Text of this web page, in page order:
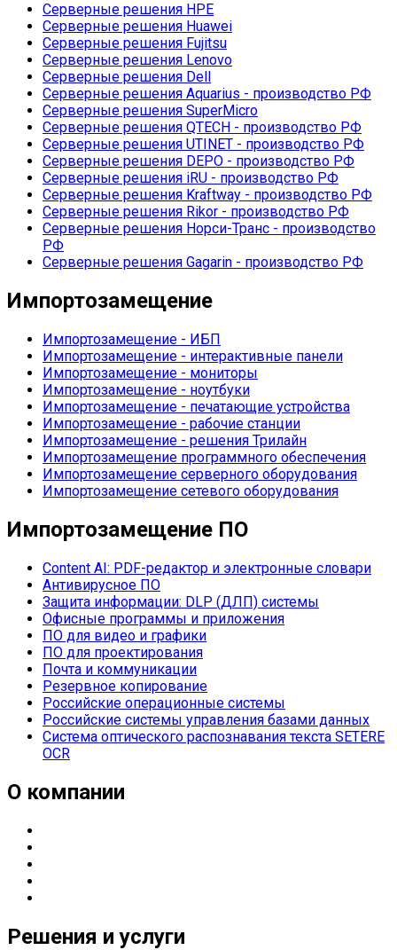
Серверные решения HPE
Серверные решения Huawei
Серверные решения Fujitsu
Серверные решения Lenovo
Серверные решения Dell
Серверные решения Aquarius - производство РФ
Серверные решения SuperMicro
Серверные решения QTECH - производство РФ
Серверные решения UTINET - производство РФ
Серверные решения DEPO - производство РФ
Серверные решения iRU - производство РФ
Серверные решения Kraftway - производство РФ
Серверные решения Rikor - производство РФ
Серверные решения Норси-Транс - производство
РФ
Серверные решения Gagarin - производство РФ
Импортозамещение
Импортозамещение - ИБП
Импортозамещение - интерактивные панели
Импортозамещение - мониторы
Импортозамещение - ноутбуки
Импортозамещение - печатающие устройства
Импортозамещение - рабочие станции
Импортозамещение - решения Трилайн
Импортозамещение программного обеспечения
Импортозамещение серверного оборудования
Импортозамещение сетевого оборудования
Импортозамещение ПО
Content AI: PDF-редактор и электронные словари
Антивирусное ПО
Защита информации: DLP (ДЛП) системы
Офисные программы и приложения
ПО для видео и графики
ПО для проектирования
Почта и коммуникации
Резервное копирование
Российские операционные системы
Российские системы управления базами данных
Система оптического распознавания текста SETERE
OCR
О компании
Решения и услуги